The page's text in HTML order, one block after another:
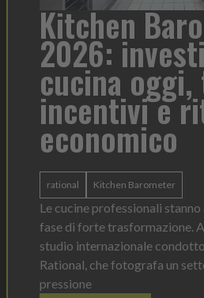
Kitchen
2026:
cucina oggi,
incentivi e
economico
rational Kitchen Barometer
Le cucine professionali
fase di forte trasformazione.
studio internazionale
Rational, che fotografa un
pressione